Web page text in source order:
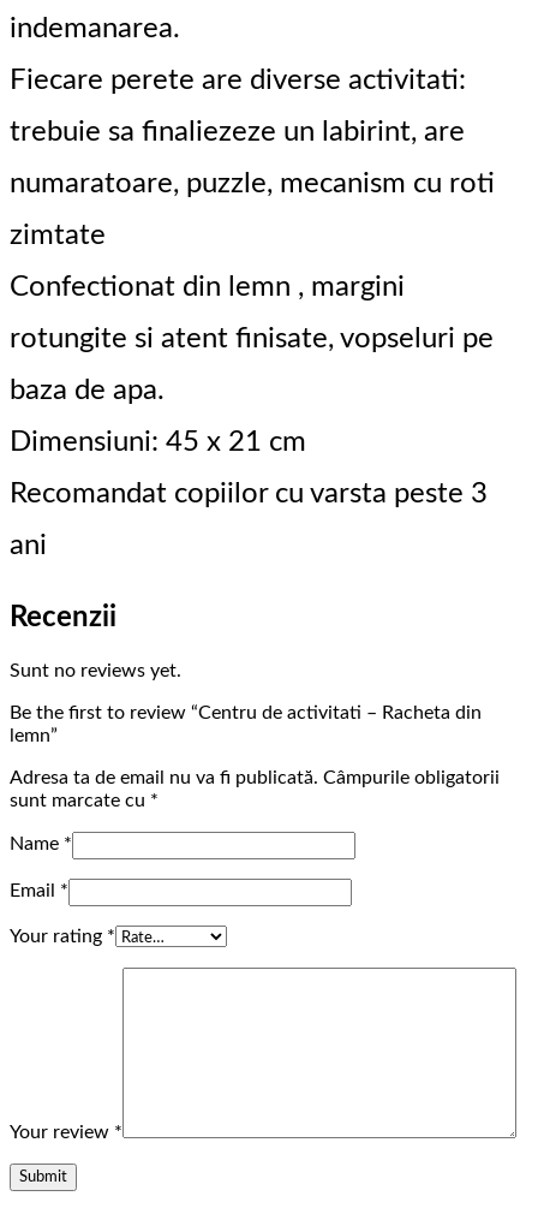
indemanarea.
Fiecare perete are diverse activitati:
trebuie sa finaliezeze un labirint, are
numaratoare, puzzle, mecanism cu roti
zimtate
Confectionat din lemn , margini
rotungite si atent finisate, vopseluri pe
baza de apa.
Dimensiuni: 45 x 21 cm
Recomandat copiilor cu varsta peste 3
ani
Recenzii
Sunt no reviews yet.
Be the first to review “Centru de activitati – Racheta din
lemn”
Adresa ta de email nu va fi publicată. Câmpurile obligatorii
sunt marcate cu *
Name *
Email *
Your rating *
Your review *